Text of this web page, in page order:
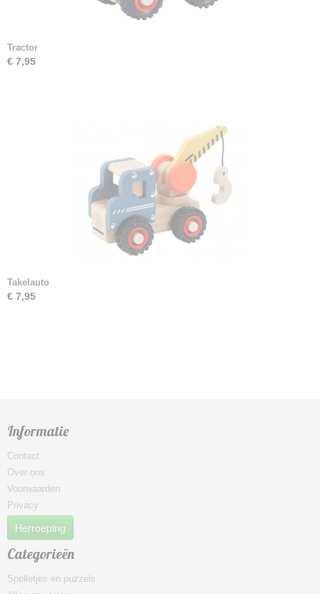
Tractor
€ 7,95
Takelauto
€ 7,95
Informatie
Contact
Over ons
Voorwaarden
Privacy
Herroeping
Categorieën
Spelletjes en puzzels